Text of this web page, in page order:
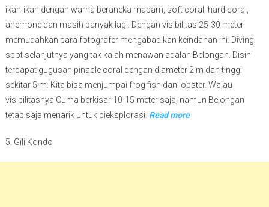
ikan-ikan dengan warna beraneka macam, soft coral, hard coral,
anemone dan masih banyak lagi. Dengan visibilitas 25-30 meter
memudahkan para fotografer mengabadikan keindahan ini. Diving
spot selanjutnya yang tak kalah menawan adalah Belongan. Disini
terdapat gugusan pinacle coral dengan diameter 2 m dan tinggi
sekitar 5 m. Kita bisa menjumpai frog fish dan lobster. Walau
visibilitasnya Cuma berkisar 10-15 meter saja, namun Belongan
tetap saja menarik untuk dieksplorasi. Read more
5. Gili Kondo